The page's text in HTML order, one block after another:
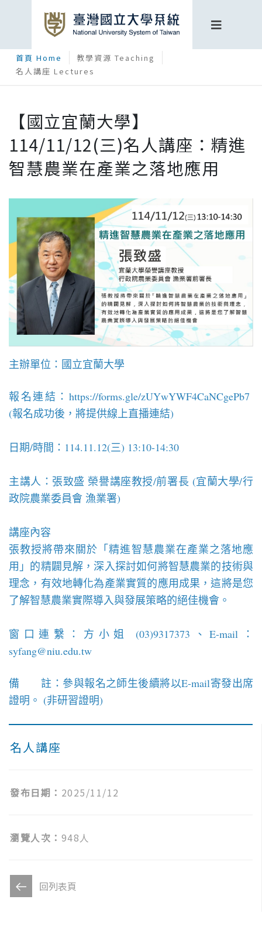
首頁 Home
教學資源 Teaching
名人講座 Lectures
名人講座
發布日期： 2025/11/12
瀏覽人次： 948人
回列表頁
【國立宜蘭大學】
114/11/12(三)名人講座：精進
智慧農業在產業之落地應用
主辦單位：國立宜蘭大學
報名連結： https://forms.gle/zUYwYWF4CaNCgePb7
(報名成功後，將提供線上直播連結)
日期/時間：114.11.12(三) 13:10-14:30
主講人：張致盛 榮譽講座教授/前署長 (宜蘭大學/行
政院農業委員會 漁業署)
講座內容
張教授將帶來關於「精進智慧農業在產業之落地應
用」的精闢見解，深入探討如何將智慧農業的技術與
理念，有效地轉化為產業實質的應用成果，這將是您
了解智慧農業實際導入與發展策略的絕佳機會。
窗口連繫：方小姐 (03)9317373、E-mail：
syfang@niu.edu.tw
備 註：參與報名之師生後續將以E-mail寄發出席
證明。 (非研習證明)